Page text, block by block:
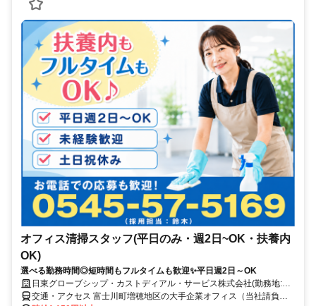
オフィス清掃スタッフ(平日のみ・週2日~OK・扶養内
OK)
選べる勤務時間◎短時間もフルタイムも歓迎✨平日週2日～OK
日東グローブシップ・カストディアル・サービス株式会社(勤務地:富
士川町)
交通・アクセス 富士川町増穂地区の大手企業オフィス（当社請負